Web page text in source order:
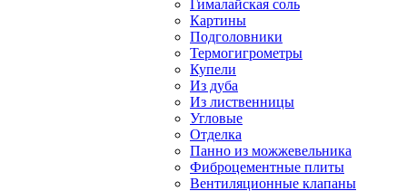
Гималайская соль
Картины
Подголовники
Термогигрометры
Купели
Из дуба
Из лиственницы
Угловые
Отделка
Панно из можжевельника
Фиброцементные плиты
Вентиляционные клапаны